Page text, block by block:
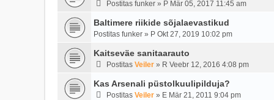
Postitas funker » P Mär 05, 2017 11:45 am
Baltimere riikide sõjalaevastikud
Postitas funker » P Okt 27, 2019 10:02 pm
Kaitseväe sanitaarauto
Postitas Veiler » R Veebr 12, 2016 4:08 pm
Kas Arsenali püstolkuulipilduja?
Postitas Veiler » E Mär 21, 2011 9:04 pm